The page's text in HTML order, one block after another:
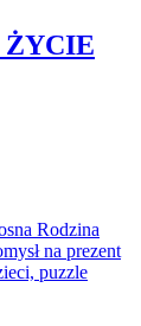
ŻYCIE